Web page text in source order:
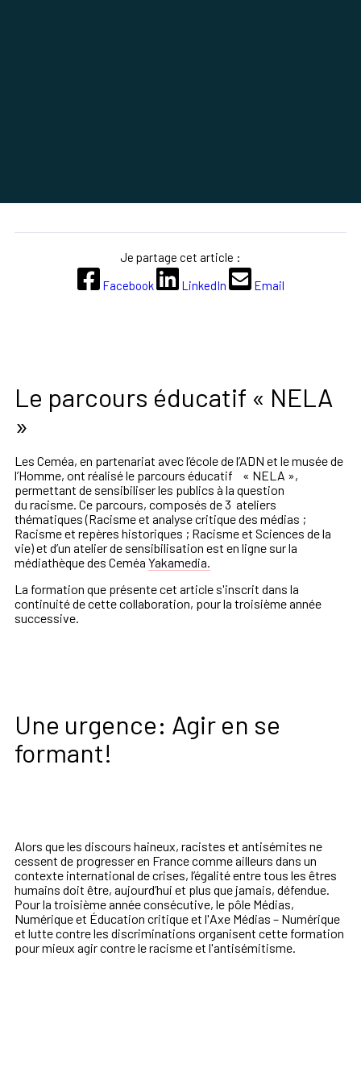
Le parcours éducatif « NELA
»
Les Ceméa, en partenariat avecl’écoledel’ADN et lemuséede
l’Homme, ont réaliséle parcours éducatif « NELA »,
permettant de sensibiliserles publics à la question
du racisme Ce parcours, composés de3 ateliers
thématiques (Racismeet analysecritiquedes médias ;
Racismeet repères historiques ; Racismeet Sciences dela
vie)et d’un atelierde sensibilisation est en ligne surla
médiathèquedes Ceméa Yakamedia.
La formation que présente cet article s'inscrit dans la
continuité de cette collaboration, pour la troisième année
successive.
Une urgence: Agir en se
formant!
Alors que les discours haineux, racistes et antisémites ne
cessent de progresser en France comme ailleurs dans un
contexte international de crises, l’égalité entre tous les êtres
humains doit être, aujourd’hui et plus que jamais, défendue.
Pour la troisième année consécutive, le pôle Médias,
Numériqueet Éducation critiqueet l'Axe Médias – Numérique
et luttecontreles discriminations organisent cette formation
pour mieux agir contre le racisme et l'antisémitisme.
Je partage cet article :
Facebook
LinkedIn Email